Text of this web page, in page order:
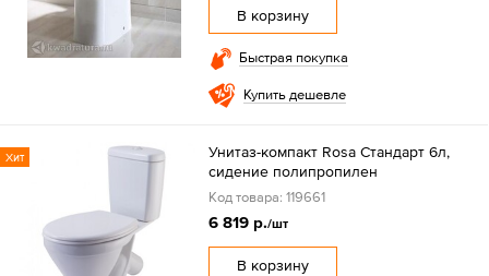
В корзину
Быстрая покупка
Купить дешевле
Хит
Унитаз-компакт Rosa Стандарт 6л,
сидение полипропилен
Код товара: 119661
6 819 р./шт
В корзину